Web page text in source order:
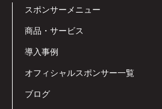
スポンサーメニュー
商品・サービス
導入事例
オフィシャルスポンサー一覧
ブログ